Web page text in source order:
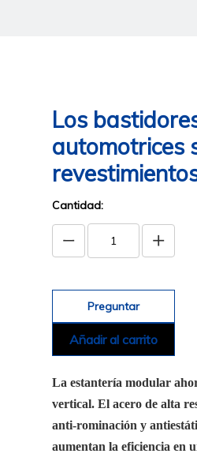
Los
automotrices
Cantidad:
Preguntar
Añadir al carrito
La estantería modular
vertical. El acero de alta
anti-rominación y
aumentan la eficiencia en